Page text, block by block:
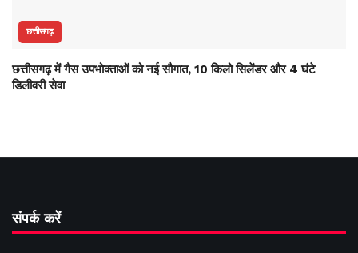
छत्तीसगढ़
छत्तीसगढ़ में गैस उपभोक्ताओं को नई सौगात, 10 किलो सिलेंडर और 4 घंटे
डिलीवरी सेवा
संपर्क करें